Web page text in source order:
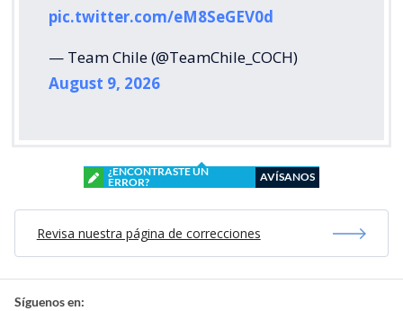
pic.twitter.com/eM8SeGEV0d
— Team Chile (@TeamChile_COCH)
August 9, 2026
¿ENCONTRASTE UN
ERROR?
AVÍSANOS
Revisa nuestra página de correcciones
Síguenos en: